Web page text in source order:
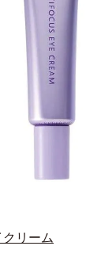
リーム